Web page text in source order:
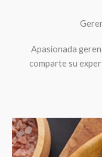
Apasionada
comparte su